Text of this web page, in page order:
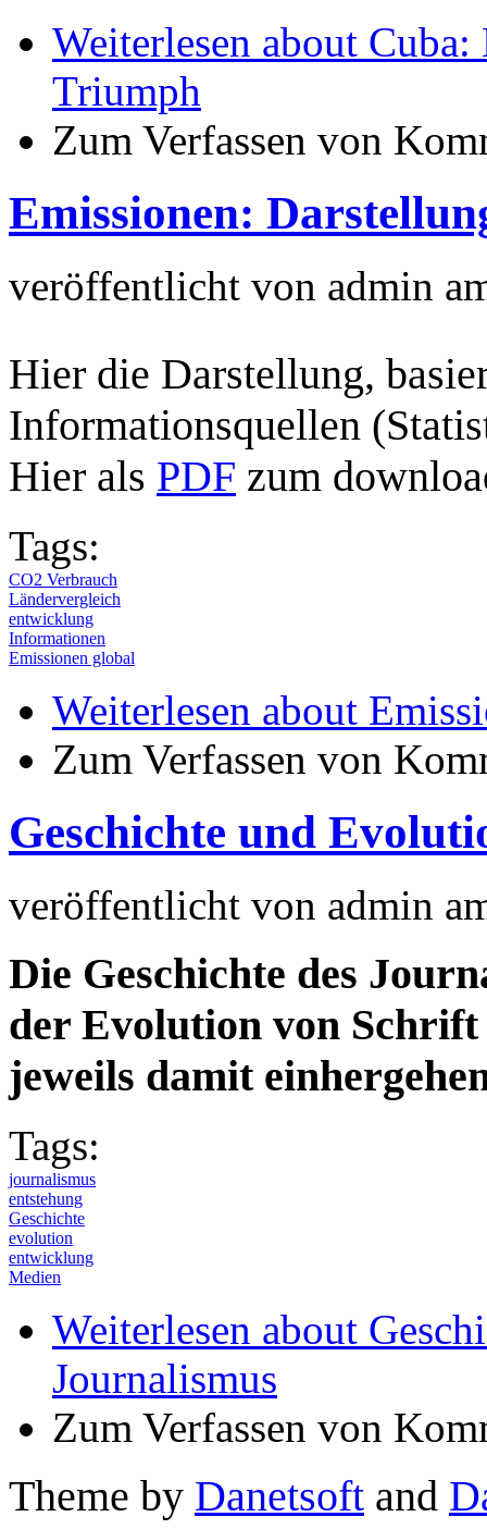
Weiterlesen about
Triumph
Zum Verfassen von
Emissionen:
veröffentlicht von admin
Hier die Darstellung,
Informationsquellen
Hier als PDF zum
Tags:
CO2 Verbrauch
Ländervergleich
entwicklung
Informationen
Emissionen global
Weiterlesen about
Zum Verfassen von
Geschichte und
veröffentlicht von admin
Die Geschichte des
der Evolution von
jeweils damit
Tags:
journalismus
entstehung
Geschichte
evolution
entwicklung
Medien
Weiterlesen about
Journalismus
Zum Verfassen von
Theme by Danetsoft and